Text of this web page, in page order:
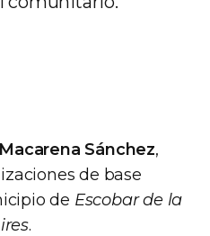
Macarena Sánchez,
de base
de Escobar de la
.